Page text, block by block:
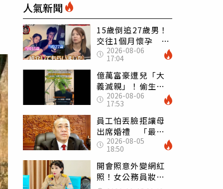
人氣新聞
15歲倒追27歲男！
交往1個月懷孕 36
歲當阿嬤故事曝光
2026-08-06
17:04
億萬富豪遭兒「大
義滅親」！偷生子
怕曝光 竟盜鄰居
身份辦假證落戶
2026-08-06
17:53
員工怕丟臉拒讓母
出席婚禮 「最愛
發錢老闆」震怒開
除：我看不起你
2026-08-05
18:50
開會照意外變網紅
照！女公務員妝容